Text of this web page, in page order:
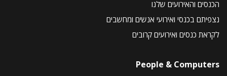
הכנסים והאירועים שלנו
נצפיתם בכנסי ואירועי אנשים ומחשבים
לקראת כנסים ואירועים קרובים
People & Computers